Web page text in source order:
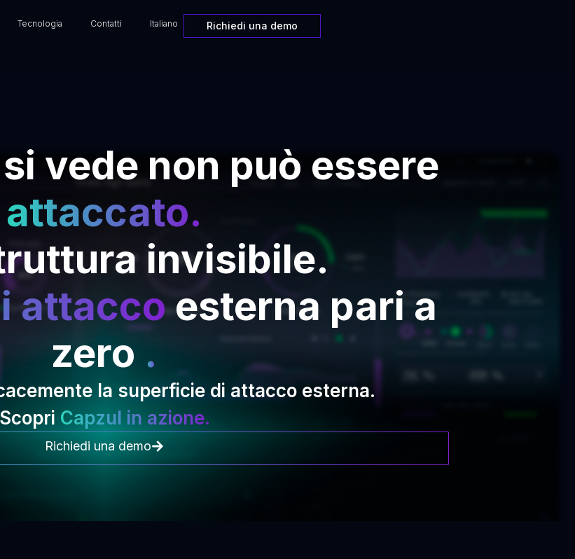
Tecnologia Contatti Italiano Richiedi una demo
vede non può essere
attaccato.
invisibile.
attaccoesterna pari a
zero .
la superficie di attacco esterna.
Scopri Capzul in azione.
Richiedi una demo